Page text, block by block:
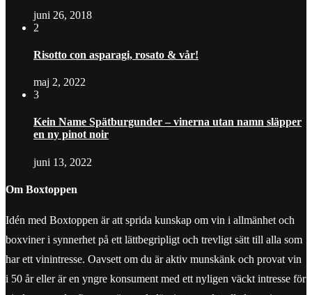
juni 26, 2018
2
Risotto con asparagi, rosato & vår!
maj 2, 2022
3
Kein Name Spätburgunder – vinerna utan namn släpper
en ny pinot noir
juni 13, 2022
Om Boxtoppen
Idén med Boxtoppen är att sprida kunskap om vin i allmänhet och
boxviner i synnerhet på ett lättbegripligt och trevligt sätt till alla som
har ett vinintresse. Oavsett om du är aktiv munskänk och provat vin
i 50 år eller är en yngre konsument med ett nyligen väckt intresse för